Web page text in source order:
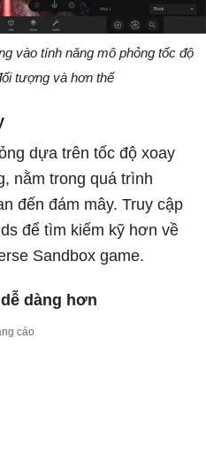
vào tính năng mô phỏng tốc độ
tượng và hơn thế
dựa trên tốc độ xoay
nằm trong quá trình
đến đám mây. Truy cập
để tìm kiếm kỹ hơn về
Sandbox game.
dàng hơn